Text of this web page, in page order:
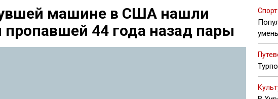
машине в США нашли
пропавшей 44 года назад пары
Спорт